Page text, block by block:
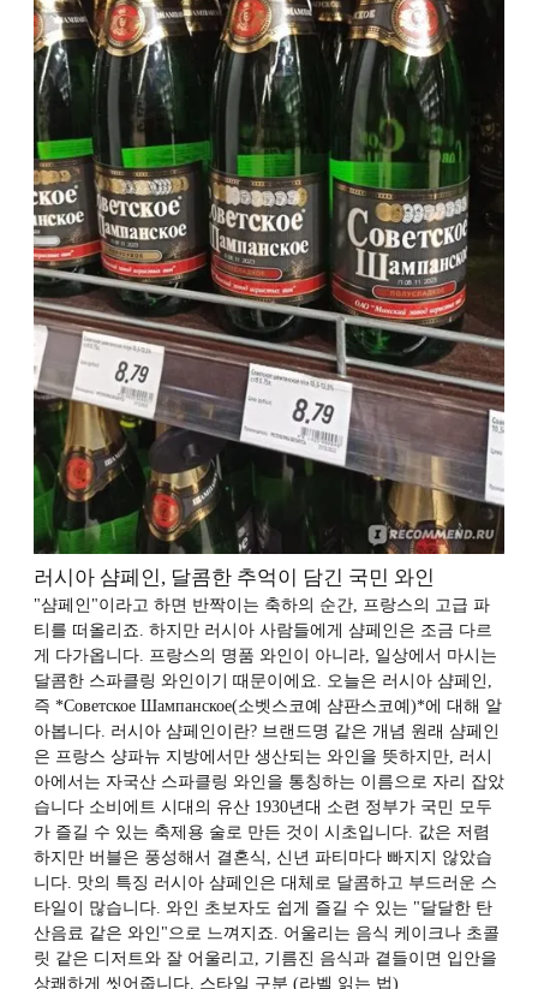
러시아 샴페인, 달콤한 추억이 담긴 국민 와인
"샴페인"이라고 하면 반짝이는 축하의 순간, 프랑스의 고급 파
티를 떠올리죠. 하지만 러시아 사람들에게 샴페인은 조금 다르
게 다가옵니다. 프랑스의 명품 와인이 아니라, 일상에서 마시는
달콤한 스파클링 와인이기 때문이에요. 오늘은 러시아 샴페인,
즉 *Советское Шампанское(소벳스코예 샴판스코예)*에 대해 알
아봅니다. 러시아 샴페인이란? 브랜드명 같은 개념 원래 샴페인
은 프랑스 샹파뉴 지방에서만 생산되는 와인을 뜻하지만, 러시
아에서는 자국산 스파클링 와인을 통칭하는 이름으로 자리 잡았
습니다 소비에트 시대의 유산 1930년대 소련 정부가 국민 모두
가 즐길 수 있는 축제용 술로 만든 것이 시초입니다. 값은 저렴
하지만 버블은 풍성해서 결혼식, 신년 파티마다 빠지지 않았습
니다. 맛의 특징 러시아 샴페인은 대체로 달콤하고 부드러운 스
타일이 많습니다. 와인 초보자도 쉽게 즐길 수 있는 "달달한 탄
산음료 같은 와인"으로 느껴지죠. 어울리는 음식 케이크나 초콜
릿 같은 디저트와 잘 어울리고, 기름진 음식과 곁들이면 입안을
상쾌하게 씻어줍니다. 스타일 구분 (라벨 읽는 법)